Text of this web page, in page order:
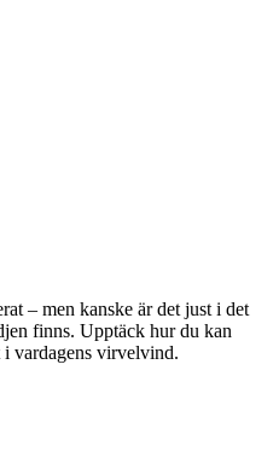
– men kanske är det just i det
finns. Upptäck hur du kan
vardagens virvelvind.